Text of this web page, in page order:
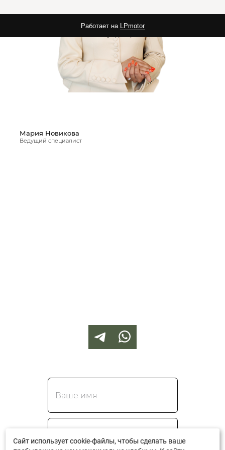
Мария Новикова
Ведущий специалист
Работает на LPmotor
Сайт использует cookie-файлы, чтобы сделать ваше